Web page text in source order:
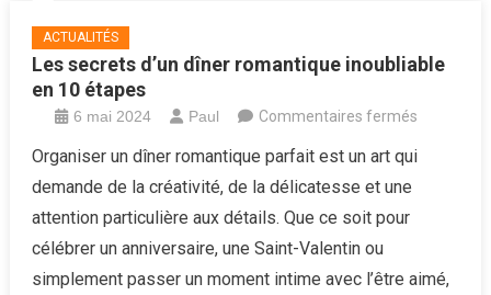
ACTUALITÉS
Les secrets d’un dîner romantique inoubliable
en 10 étapes
6 mai 2024 Paul Commentaires fermés
inoubliable
Organiser un dîner romantique parfait est un art qui
demande de la créativité, de la délicatesse et une
attention particulière aux détails. Que ce soit pour
célébrer un anniversaire, une Saint-Valentin ou
simplement passer un moment intime avec l’être aimé,